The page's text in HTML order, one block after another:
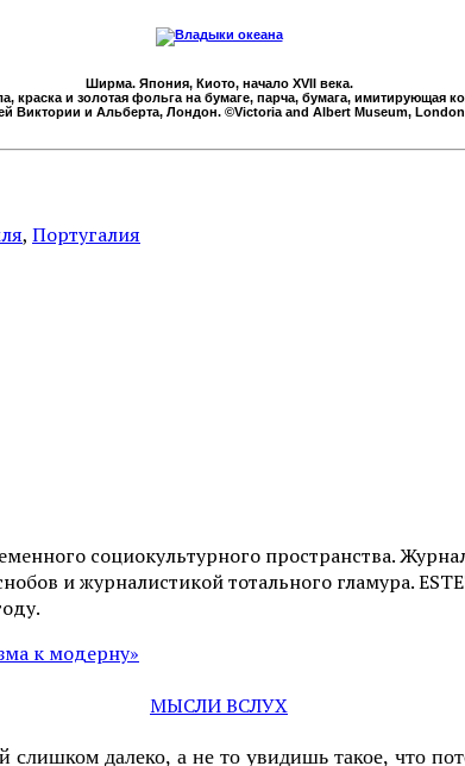
Ширма. Япония, Киото, начало XVII века.
краска и золотая фольга на бумаге, парча, бумага, имитирующая
Виктории и Альберта, Лондон. ©Victoria and Albert Museum, London
, Португалия
социокультурного пространства.
и журналистикой тотального гламура.
к модерну»
МЫСЛИ ВСЛУХ
слишком далеко, а не то увидишь такое, что